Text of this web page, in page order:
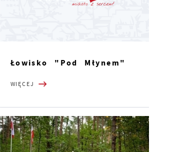
Łowisko "Pod Młynem"
WIĘCEJ